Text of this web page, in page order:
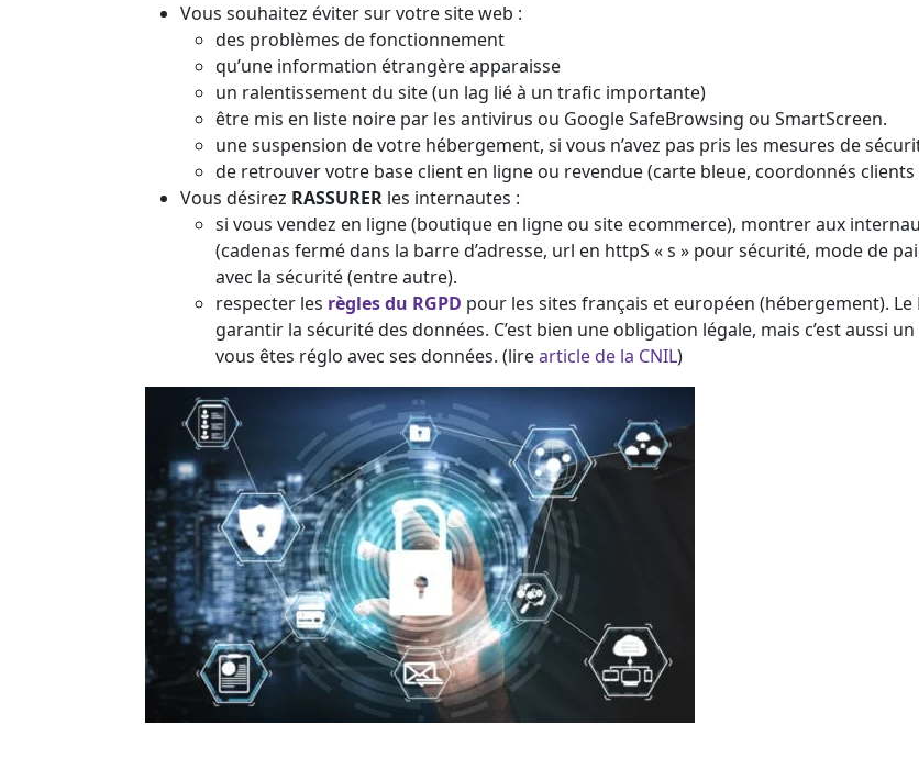
Vous souhaitez éviter sur votre site web :
des problèmes de fonctionnement
qu’une information étrangère apparaisse
un ralentissement du site (un lag lié à un trafic importante)
être mis en liste noire par les antivirus ou Google SafeBrowsing ou SmartScreen.
une suspension de votre hébergement, si vous n’avez pas pris les mesures de
de retrouver votre base client en ligne ou revendue (carte bleue, coordonnés clients
Vous désirez RASSURER les internautes :
si vous vendez en ligne (boutique en ligne ou site ecommerce), montrer aux
(cadenas fermé dans la barre d’adresse, url en httpS « s » pour sécurité, mode de
avec la sécurité (entre autre).
respecter les règles du RGPD pour les sites français et européen (hébergement).
garantir la sécurité des données. C’est bien une obligation légale, mais c’est aussi
vous êtes réglo avec ses données. (lirearticle de la CNIL)